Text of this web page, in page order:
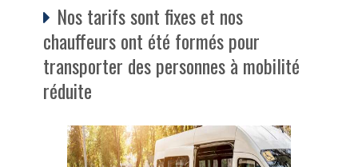
Nos tarifs sont fixes et nos
chauffeurs ont été formés pour
transporter des personnes à mobilité
réduite